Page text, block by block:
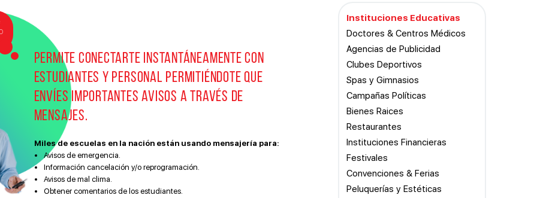
Permite conectarte instantáneamente con
estudiantes y personal permitiéndote que
envíes importantes avisos a través de
mensajes.
Miles de escuelas en la nación están usando mensajería para:
Avisos de emergencia.
Información cancelación y/o reprogramación.
Avisos de mal clima.
Obtener comentarios de los estudiantes.
Instituciones Educativas
Doctores & Centros Médicos
Agencias de Publicidad
Clubes Deportivos
Spas y Gimnasios
Campañas Políticas
Bienes Raices
Restaurantes
Instituciones Financieras
Festivales
Convenciones & Ferias
Peluquerías y Estéticas